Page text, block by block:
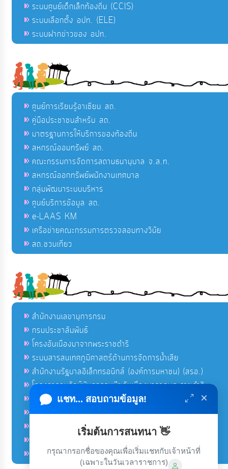
ระบบศูนย์เด็กเล็กท้องถิ่น (CCIS)
ระบบเลือกตั้ง อปท. (ELE)
ระบบฝากข่าวของ อปท.
ศูนย์การเรียนรู้อาเซียน สถ.
คู่มือประชาชนสำหรับ สถ.
มาตรฐานการให้บริการของท้องถิ่น
สหกรณ์ออมทรัพย์ สถ.
คณะกรรมการจัดการสถานธนานุบาล จ.ส.ท.
สหกรณ์ออกทรัพย์พนักงานเทศบาล
กลุ่มพัฒนาระบบบริหาร
ศูนย์บริการข้อมูล สถ.
e-LAAS KM
เครือข่ายคณะกรรมการตรวจสอบทางวินัย
สถ.ชวนเที่ยว
สำนักงานเลขานุการกรม
กรมประชาสัมพันธ์
โครงอันเนื่องมาจากพระราชดำริ
ระบบสารสนเทศภูมิศาสตร์ด้านการจัดการน้ำเสีย
สำนักงานรัฐบาลอิเล็กทรอนิกส์ (องค์การมหาชน) (สรอ.)
โครงการอนุรักษ์พันธุกรรมพืชอันเนื่องมาจากพระราชดำริ
คลังข่าวมหาไทย
คู่มือตาม พ.ร.บ.อำนวยความสดวกฯ
ฐานข้อมูลหน่วยงานภาครัฐ (INFO)
ศูนย์อำนวยการบริหารจังหวัดชายแดนภาคใต้ ศอ.บต.
แชท... สอบถามข้อมูล! ×
เริ่มต้นการสนทนา 👋
กรุณากรอกชื่อของคุณเพื่อเริ่มแชทกับเจ้าหน้าที่
(เฉพาะในวันเวลาราชการ)